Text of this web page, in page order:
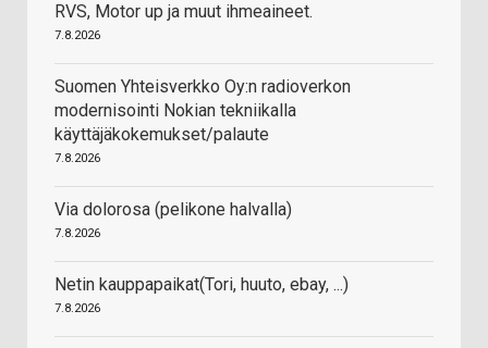
RVS, Motor up ja muut ihmeaineet.
7.8.2026
Suomen Yhteisverkko Oy:n radioverkon
modernisointi Nokian tekniikalla
käyttäjäkokemukset/palaute
7.8.2026
Via dolorosa (pelikone halvalla)
7.8.2026
Netin kauppapaikat(Tori, huuto, ebay, ...)
7.8.2026